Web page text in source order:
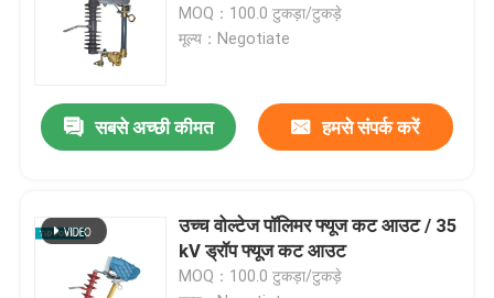
MOQ：100.0 टुकड़ा/टुकड़े
मूल्य：Negotiate
सबसे अच्छी कीमत हमसे संपर्क करें
उच्च वोल्टेज पॉलिमर फ्यूज कट आउट / 35
kV ड्रॉप फ्यूज कट आउट
MOQ：100.0 टुकड़ा/टुकड़े